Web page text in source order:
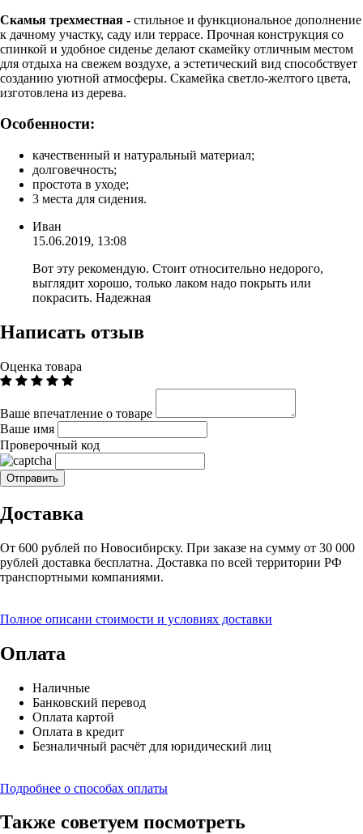
Скамья трехместная - стильное и функциональное дополнение
к дачному участку, саду или террасе. Прочная конструкция со
спинкой и удобное сиденье делают скамейку отличным местом
для отдыха на свежем воздухе, а эстетический вид способствует
созданию уютной атмосферы. Скамейка светло-желтого цвета,
изготовлена из дерева.
Особенности:
качественный и натуральный материал;
долговечность;
простота в уходе;
3 места для сидения.
Иван
15.06.2019, 13:08
Вот эту рекомендую. Стоит относительно недорого,
выглядит хорошо, только лаком надо покрыть или
покрасить. Надежная
Написать отзыв
Оценка товара
Ваше впечатление о товаре
Ваше имя
Проверочный код
Доставка
От 600 рублей по Новосибирску. При заказе на сумму от 30 000
рублей доставка бесплатна. Доставка по всей территории РФ
транспортными компаниями.
Полное описани стоимости и условиях доставки
Оплата
Наличные
Банковский перевод
Оплата картой
Оплата в кредит
Безналичный расчёт для юридический лиц
Подробнее о способах оплаты
Также советуем посмотреть